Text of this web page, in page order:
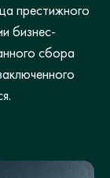
престижного
бизнес-
сбора